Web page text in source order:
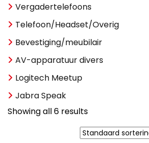
Vergadertelefoons
Telefoon/Headset/Overig
Bevestiging/meubilair
AV-apparatuur divers
Logitech Meetup
Jabra Speak
Showing all 6 results